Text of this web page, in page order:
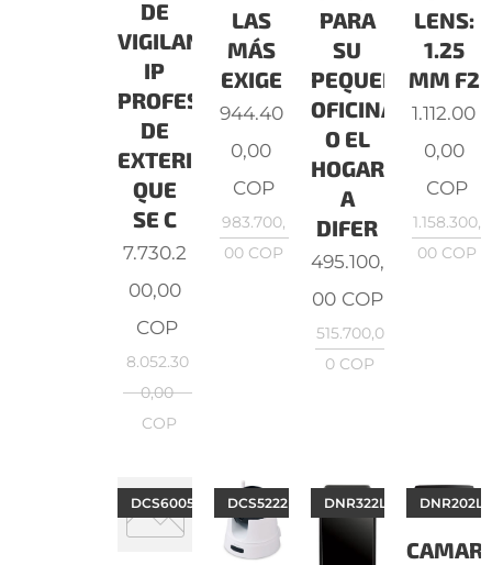
DE
VIGILANCIA
IP
PROFESIONAL
DE
EXTERIORES
QUE
SE C
7.730.2
00,00
COP
8.052.30
0,00
COP
LAS
MÁS
EXIGE
944.40
0,00
COP
983.700,
00 COP
PARA
SU
PEQUEÑA
OFICINA
O EL
HOGAR.
A
DIFER
495.100,
00COP
515.700,0
0 COP
LENS:
1.25
MM F2
1.112.00
0,00
COP
1.158.300,
00COP
DCS6005L DCS5222L DNR322L DNR202L